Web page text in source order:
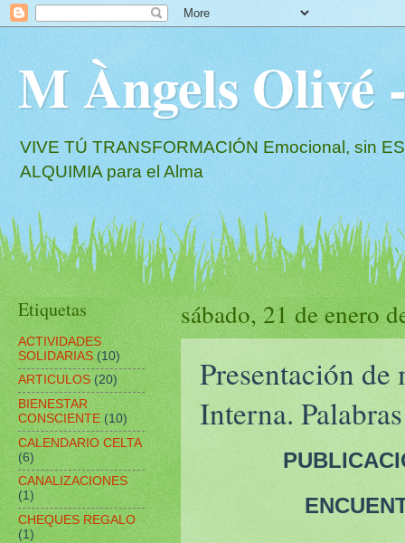
M Àngels
VIVE TÚ TRANSFORMACIÓN Emocional, sin
ALQUIMIA para el Alma
sábado, 21 de enero
Presentación
Interna.
Etiquetas
ACTIVIDADES
SOLIDARIAS (10)
ARTICULOS (20)
BIENESTAR
CONSCIENTE (10)
CALENDARIO CELTA
(6)
CANALIZACIONES
(1)
CHEQUES REGALO
(1)